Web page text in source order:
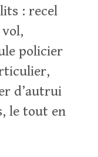
: recel
policier
d’autrui
le tout en